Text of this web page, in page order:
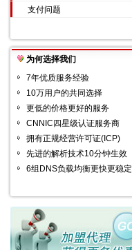
支付问题
为何选择我们
7年优质服务经验
10万用户的共同选择
更低的价格更好的服务
CNNIC四星级认证服务商
拥有正规经营许可证(ICP)
先进的解析技术10分钟生效
6组DNS负载均衡更快更稳定